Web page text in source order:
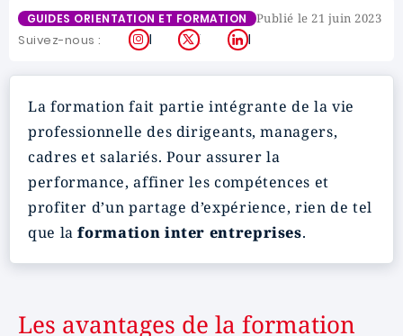
GUIDES ORIENTATION ET FORMATION Publié le 21 juin 2023
Suivez-nous : Instagram
X LinkedIn
La formation fait partie intégrante de la vie
professionnelle des dirigeants, managers,
cadres et salariés. Pour assurer la
performance, affiner les compétences et
profiter d’un partage d’expérience, rien de tel
que laformation inter entreprises.
Les avantages de la formation